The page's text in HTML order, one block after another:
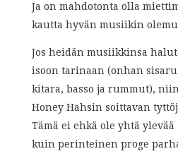
Ja on mahdotonta olla
kautta hyvän musiikin
Jos heidän musiikkinsa
isoon tarinaan (onhan
kitara, basso ja rummut),
Honey Hahsin soittavan
Tämä ei ehkä ole yhtä
kuin perinteinen proge